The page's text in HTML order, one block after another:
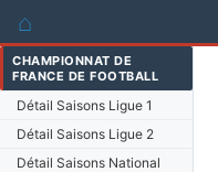
⌂
CHAMPIONNAT DE
FRANCE DE FOOTBALL
Détail Saisons Ligue 1
Détail Saisons Ligue 2
Détail Saisons National